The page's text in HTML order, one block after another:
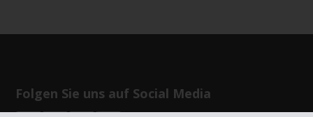
Folgen Sie uns auf Social Media